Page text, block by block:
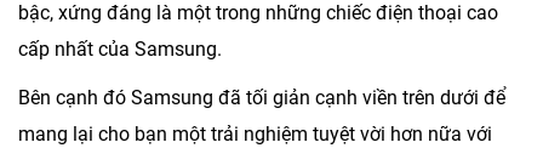
bậc, xứng đáng là một trong những chiếc điện thoại cao
cấp nhất của Samsung.
Bên cạnh đó Samsung đã tối giản cạnh viền trên dưới để
mang lại cho bạn một trải nghiệm tuyệt vời hơn nữa với